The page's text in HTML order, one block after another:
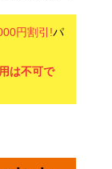
円割引!パ
は不可で